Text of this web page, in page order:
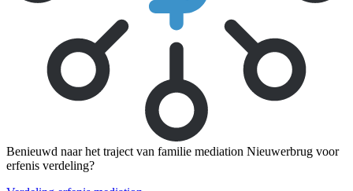
Benieuwd naar het traject van familie mediation Nieuwerbrug voor
erfenis verdeling?